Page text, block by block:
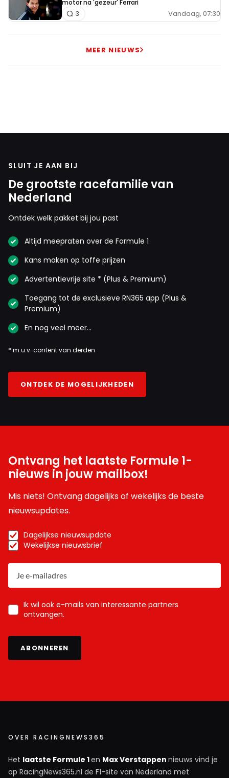
motor na 'gezeur' Ferrari
Vandaag, 07:30
3
MEER NIEUWS
SLUIT JE AAN BIJ
De grootste racefamilie van
Nederland
Ontdek welk pakket bij jou past
Altijd meepraten over de Formule 1
Kans maken op toffe prijzen
Advertentievrije site * (Plus & Premium)
Toegang tot de exclusieve RN365 app (Plus &
Premium)
En nog veel meer…
* m.u.v. content van derden
ONTDEK DE MOGELIJKHEDEN
Ontvang het laatste Formule 1-
nieuws in jouw mailbox!
Mis niets! Ontvang dagelijks of wekelijks de beste
nieuwsupdates.
Dagelijkse nieuwsupdate
Wekelijkse nieuwsbrief
Ik wil ook e-mails van interessante partners
ontvangen.
ABONNEREN
OVER RACINGNEWS365
Het laatste Formule 1en Max Verstappen nieuws vind je
op RacingNews365.nl de F1-site van Nederland met